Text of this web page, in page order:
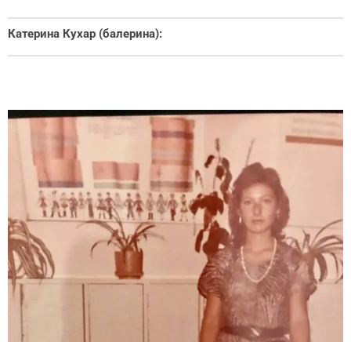
Катерина Кухар (балерина):